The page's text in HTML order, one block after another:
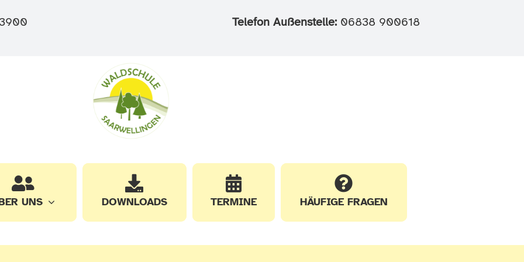
Telefon Außenstelle: 06838 900618
UNS DOWNLOADS TERMINE HÄUFIGE FRAGEN